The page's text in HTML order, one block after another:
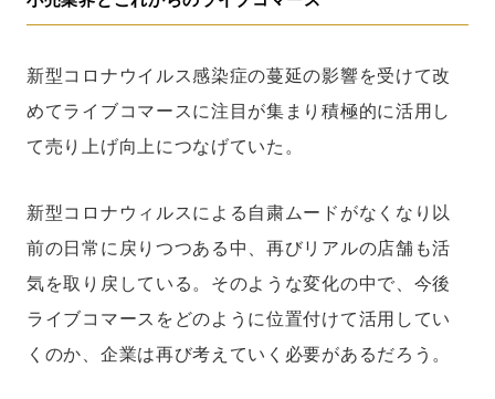
新型コロナウイルス感染症の蔓延の影響を受けて改
めてライブコマースに注目が集まり積極的に活用し
て売り上げ向上につなげていた。
新型コロナウィルスによる自粛ムードがなくなり以
前の日常に戻りつつある中、再びリアルの店舗も活
気を取り戻している。そのような変化の中で、今後
ライブコマースをどのように位置付けて活用してい
くのか、企業は再び考えていく必要があるだろう。